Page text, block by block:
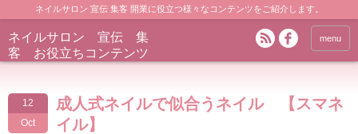
ネイルサロン 宣伝 集客 開業に役立つ様々なコンテンツをご紹介します。
ネイルサロン 宣伝 集
客 お役立ちコンテンツ
menu
12
Oct
成人式ネイルで似合うネイル 【スマネ
イル】